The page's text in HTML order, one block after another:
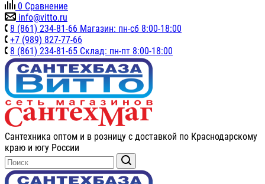
0 Сравнение
info@vitto.ru
8 (861) 234-81-66 Магазин: пн-сб 8:00-18:00
+7 (989) 827-77-66
8 (861) 234-81-65 Склад: пн-пт 8:00-18:00
Сантехника оптом и в розницу с доставкой по Краснодарскому
краю и югу России